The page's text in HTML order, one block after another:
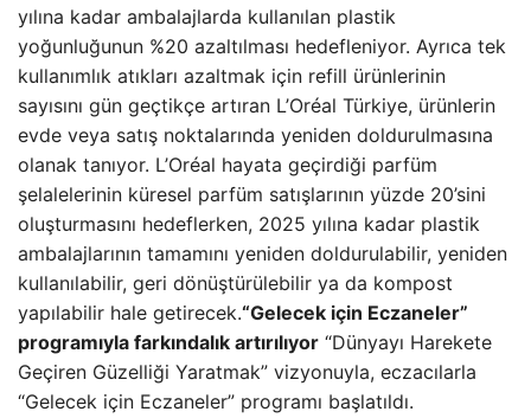
yılına kadar ambalajlarda kullanılan plastik
yoğunluğunun %20 azaltılması hedefleniyor. Ayrıca tek
kullanımlık atıkları azaltmak için refill ürünlerinin
sayısını gün geçtikçe artıran L’Oréal Türkiye, ürünlerin
evde veya satış noktalarında yeniden doldurulmasına
olanak tanıyor. L’Oréal hayata geçirdiği parfüm
şelalelerinin küresel parfüm satışlarının yüzde 20’sini
oluşturmasını hedeflerken, 2025 yılına kadar plastik
ambalajlarının tamamını yeniden doldurulabilir, yeniden
kullanılabilir, geri dönüştürülebilir ya da kompost
yapılabilir hale getirecek.“Gelecek için Eczaneler”
programıyla farkındalık artırılıyor “Dünyayı Harekete
Geçiren Güzelliği Yaratmak” vizyonuyla, eczacılarla
“Gelecek için Eczaneler” programı başlatıldı.